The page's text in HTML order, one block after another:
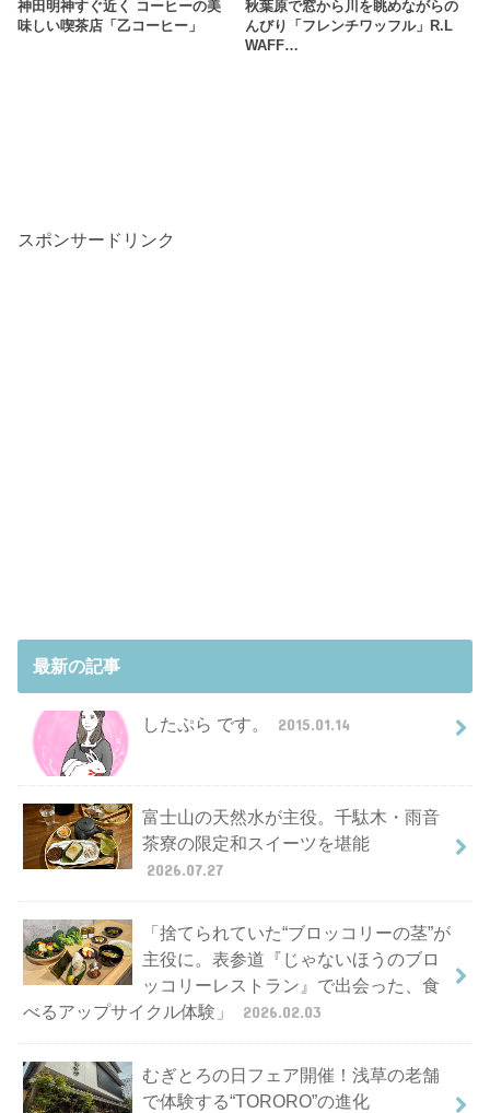
神田明神すぐ近く コーヒーの美
味しい喫茶店「乙コーヒー」
秋葉原で窓から川を眺めながらの
んびり「フレンチワッフル」R.L
WAFF…
スポンサードリンク
最新の記事
したぷら です。 2015.01.14
富士山の天然水が主役。千駄木・雨音
茶寮の限定和スイーツを堪能
2026.07.27
「捨てられていた“ブロッコリーの茎”が
主役に。表参道『じゃないほうのブロ
ッコリーレストラン』で出会った、食
べるアップサイクル体験」
2026.02.03
むぎとろの日フェア開催！浅草の老舗
で体験する“TORORO”の進化